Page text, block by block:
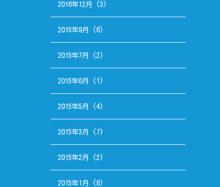
2016年12月 (3)
2015年9月 (6)
2015年7月 (2)
2015年6月 (1)
2015年5月 (4)
2015年3月 (7)
2015年2月 (2)
2015年1月 (8)